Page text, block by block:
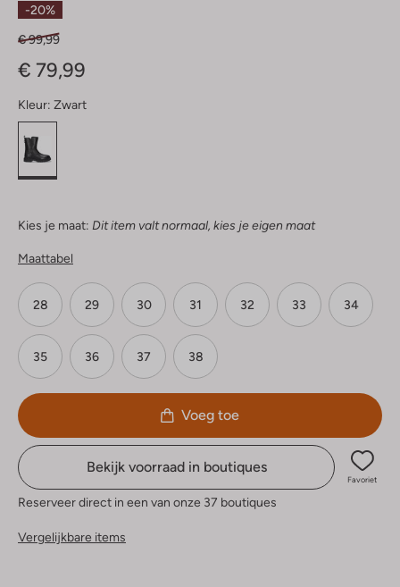
-20%
€ 99,99
€ 79,99
Kleur: Zwart
Kies je maat: Dit item valt normaal, kies je eigen maat
Maattabel
28 29 30 31 32 33 34
35 36 37 38
Voeg toe
Bekijk voorraad in boutiques
Favoriet
Reserveer direct in een van onze 37 boutiques
Vergelijkbare items